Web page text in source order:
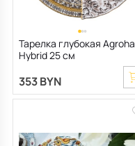
Тарелка глубокая Agroha
Hybrid 25 см
353 BYN